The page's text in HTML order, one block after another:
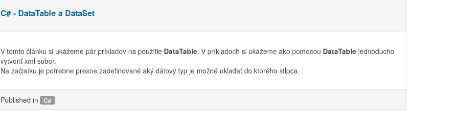
C# - DataTable a DataSet
V tomto článku si ukážeme pár príkladov na použitie DataTable. V príkladoch si ukážeme ako pomocou DataTablejednoducho
vytvoriť xml subor.
Na začiatku je potrebne presne zadefinované aký dátový typ je možné ukladať do ktorého stĺpca.
Published in C#